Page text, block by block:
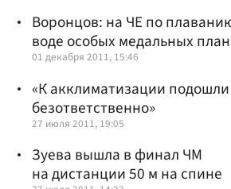
Воронцов: на ЧЕ по
воде особых медальных
01 декабря 2011, 15:46
«К акклиматизации подошли
безответственно»
27 июля 2011, 19:05
Зуева вышла в финал ЧМ
на дистанции 50 м на спине